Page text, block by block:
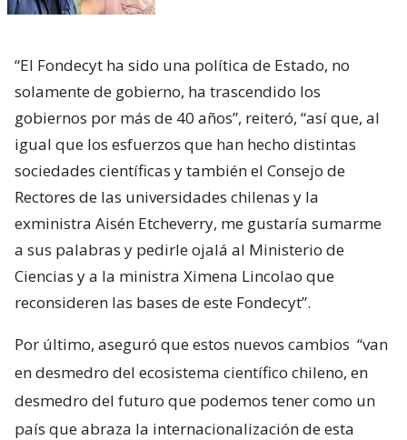
“El Fondecyt ha sido una política de Estado, no
solamente de gobierno, ha trascendido los
gobiernos por más de 40 años”, reiteró, “así que, al
igual que los esfuerzos que han hecho distintas
sociedades científicas y también el Consejo de
Rectores de las universidades chilenas y la
exministra Aisén Etcheverry, me gustaría sumarme
a sus palabras y pedirle ojalá al Ministerio de
Ciencias y a la ministra Ximena Lincolao que
reconsideren las bases de este Fondecyt”.
Por último, aseguró que estos nuevos cambios “van
en desmedro del ecosistema científico chileno, en
desmedro del futuro que podemos tener como un
país que abraza la internacionalización de esta